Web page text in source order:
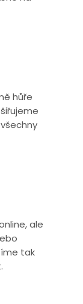
hůře
ale
tak